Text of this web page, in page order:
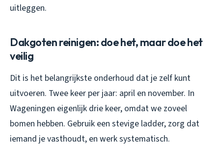
uitleggen.
Dakgoten reinigen: doe het, maar doe het
veilig
Dit is het belangrijkste onderhoud dat je zelf kunt
uitvoeren. Twee keer per jaar: april en november. In
Wageningen eigenlijk drie keer, omdat we zoveel
bomen hebben. Gebruik een stevige ladder, zorg dat
iemand je vasthoudt, en werk systematisch.